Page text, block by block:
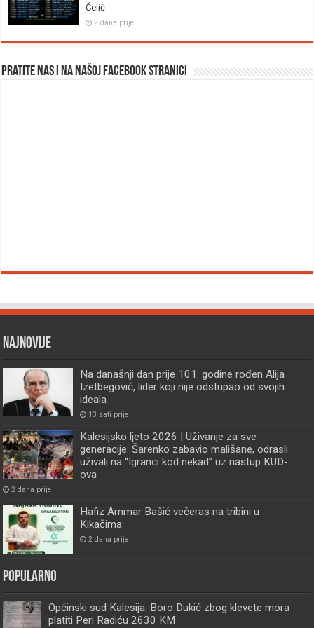
Čelić
2 dana prije
Pratite nas i na našoj facebook stranici
Najnovije
Na današnji dan prije 101. godine rođen Alija
Izetbegović, lider koji nije odstupao od svojih
ideala
13 sati prije
Kalesijsko ljeto 2026 | Uživanje za sve
generacije: Šarenko zabavio mališane, odrasli
uživali na “Igranci kod nekad” uz nastup KUD-
ova
2 dana prije
Hafiz Ammar Bašić večeras na tribini u
Kikačima
2 dana prije
Popularno
Općinski sud Kalesija: Boro Dukić zbog klevete mora
platiti Peri Radiću 2630 KM